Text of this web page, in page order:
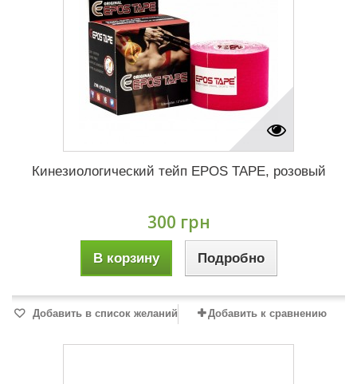
Кинезиологический тейп EPOS TAPE, розовый
300 грн
В корзину Подробно
Добавить в список желаний Добавить к сравнению